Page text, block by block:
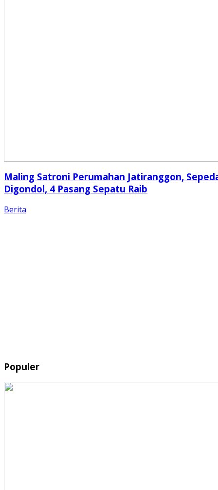
Maling Satroni Perumahan Jatiranggon,
Digondol, 4 Pasang Sepatu Raib
Berita
Populer